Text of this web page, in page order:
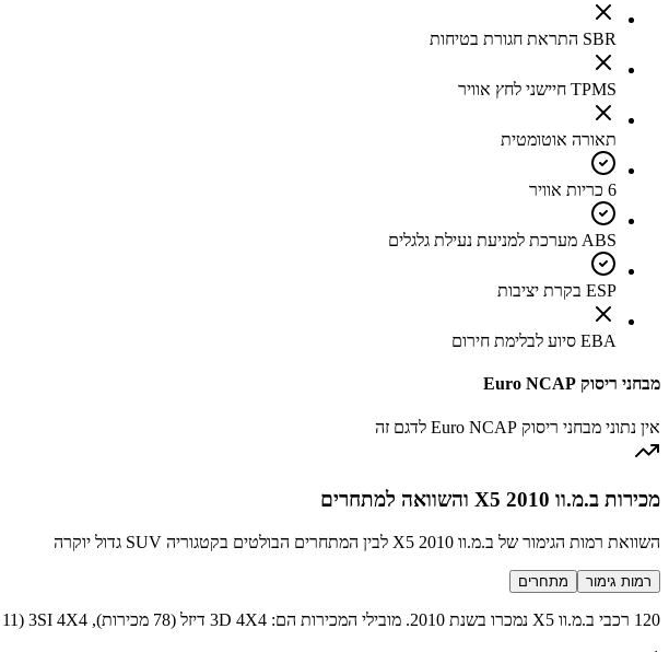
SBR התראת חגורת בטיחות
TPMS חיישני לחץ אוויר
תאורה אוטומטית
6 כריות אוויר
ABS מערכת למניעת נעילת גלגלים
ESP בקרת יציבות
EBA סיוע לבלימת חירום
מבחני ריסוק Euro NCAP
אין נתוני מבחני ריסוק Euro NCAP לדגם זה
מכירות ב.מ.וו X5 2010 והשוואה למתחרים
השוואת רמות הגימור של ב.מ.וו X5 2010 לבין המתחרים הבולטים בקטגוריה SUV גדול יוקרה
רמות גימור מתחרים
120 רכבי ב.מ.וו X5 נמכרו בשנת 2010. מובילי המכירות הם: 3D 4X4 דיזל (78 מכירות), 3SI 4X4 (11 מכירות), 3SD 4X4 דיזל (9 מכירות), 30D 4X4 דיזל (9 מכירות) ועוד 2 רמות גימור נוספות.